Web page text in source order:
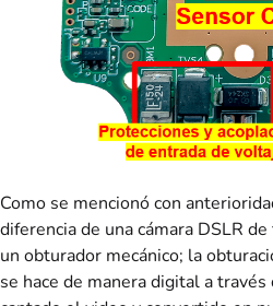
Como se mencionó con
diferencia de una cámara DSLR
un obturador mecánico; la
se hace de manera digital a